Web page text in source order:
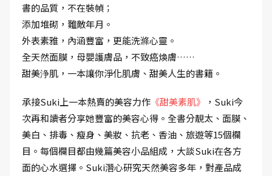
書的品質，不在裝幀；
添加堆砌，難敵年月。
外表素雅，內涵豐富，更能洗滌心靈。
全天然面膜，母嬰護膚品，不致癌煥膚……
甜美浄肌，一本讓你淨化肌膚、甜美人生的書籍。
承接Suki上一本熱賣的美容力作 《甜美素肌》
，Suki今
次再和讀者分享她豐富的美容心得。全書分靚太、面膜、
美白、排毒、瘦身、美妝、抗老、香油、旅遊等15個欄
目。每個欄目都由幾篇美容小品組成，大談Suki在各方
面的心水選擇。Suki潛心研究天然美容多年，對產品成